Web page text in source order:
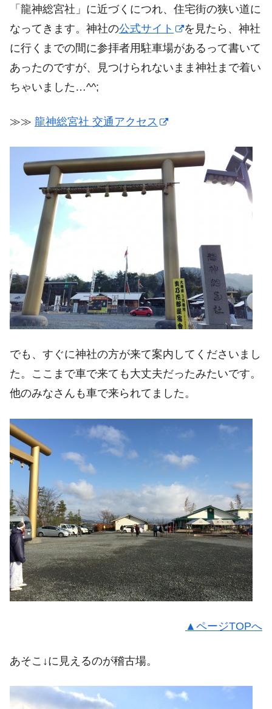
「龍神総宮社」に近づくにつれ、住宅街の狭い道に
なってきます。神社の公式サイト
を見たら、神社
に行くまでの間に参拝者用駐車場があるって書いて
あったのですが、見つけられないまま神社まで着い
ちゃいました…^^;
≫≫ 龍神総宮社 交通アクセス
でも、すぐに神社の方が来て案内してくださいまし
た。ここまで車で来ても大丈夫だったみたいです。
他のみなさんも車で来られてました。
▲ページTOPへ
あそこ↓に見えるのが稽古場。